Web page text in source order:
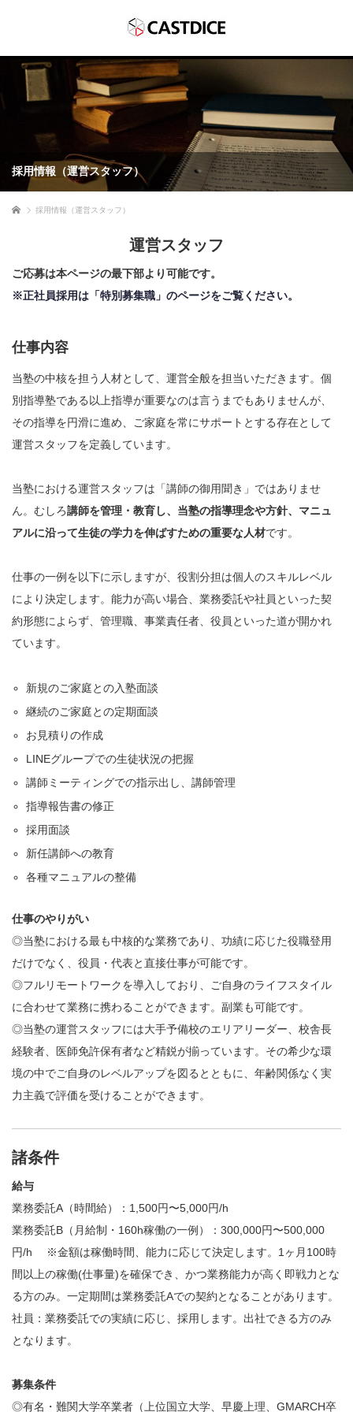
採用情報（運営スタッフ）
ホーム 採用情報（運営スタッフ）
運営スタッフ
ご応募は本ページの最下部より可能です。
※正社員採用は「特別募集職」のページをご覧ください。
仕事内容
当塾の中核を担う人材として、運営全般を担当いただきます。個
別指導塾である以上指導が重要なのは言うまでもありませんが、
その指導を円滑に進め、ご家庭を常にサポートとする存在として
運営スタッフを定義しています。
当塾における運営スタッフは「講師の御用聞き」ではありませ
ん。むしろ講師を管理・教育し、当塾の指導理念や方針、マニュ
アルに沿って生徒の学力を伸ばすための重要な人材です。
仕事の一例を以下に示しますが、役割分担は個人のスキルレベル
により決定します。能力が高い場合、業務委託や社員といった契
約形態によらず、管理職、事業責任者、役員といった道が開かれ
ています。
新規のご家庭との入塾面談
継続のご家庭との定期面談
お見積りの作成
LINEグループでの生徒状況の把握
講師ミーティングでの指示出し、講師管理
指導報告書の修正
採用面談
新任講師への教育
各種マニュアルの整備
仕事のやりがい
◎当塾における最も中核的な業務であり、功績に応じた役職登用
だけでなく、役員・代表と直接仕事が可能です。
◎フルリモートワークを導入しており、ご自身のライフスタイル
に合わせて業務に携わることができます。副業も可能です。
◎当塾の運営スタッフには大手予備校のエリアリーダー、校舎長
経験者、医師免許保有者など精鋭が揃っています。その希少な環
境の中でご自身のレベルアップを図るとともに、年齢関係なく実
力主義で評価を受けることができます。
諸条件
給与
業務委託A（時間給）：1,500円〜5,000円/h
業務委託B（月給制・160h稼働の一例）：300,000円〜500,000
円/h ※金額は稼働時間、能力に応じて決定します。1ヶ月100時
間以上の稼働(仕事量)を確保でき、かつ業務能力が高く即戦力とな
る方のみ。一定期間は業務委託Aでの契約となることがあります。
社員：業務委託での実績に応じ、採用します。出社できる方のみ
となります。
募集条件
◎有名・難関大学卒業者（上位国立大学、早慶上理、GMARCH卒